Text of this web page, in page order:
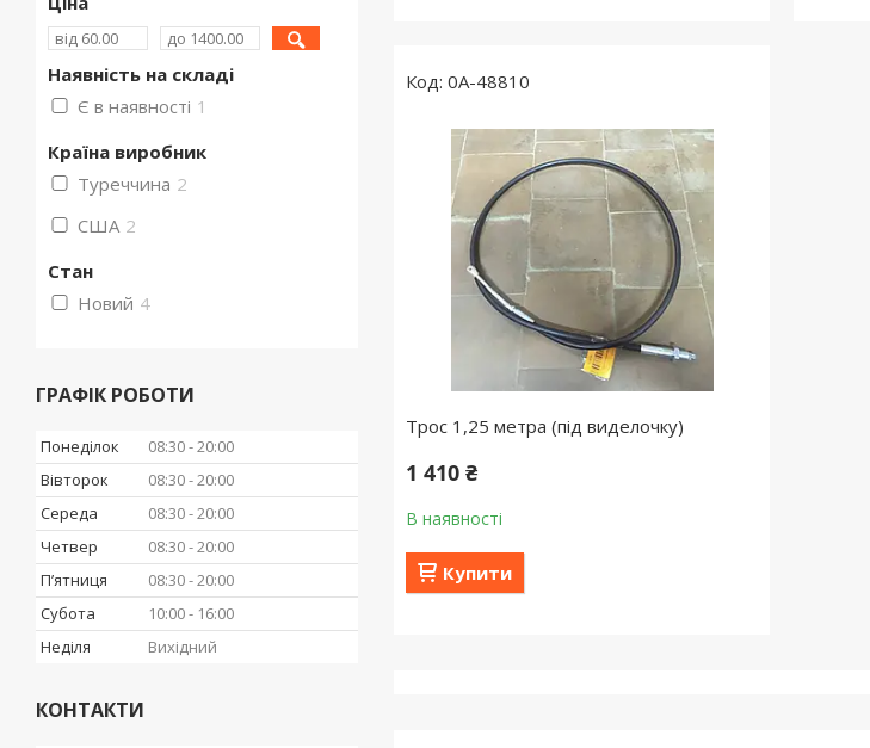
0А-48810
Трос 1,25 метра (під виделочку)
1 410 ₴
В наявності
Купити
Наявність на складі
Є в наявності 1
Країна виробник
Туреччина 2
США 2
Стан
Новий 4
ГРАФІК РОБОТИ
Понеділок 08:30 20:00
Вівторок
08:30 20:00
Середа
08:30 20:00
Четвер
08:30 20:00
Пʼятниця
08:30 20:00
Субота
10:00
16:00
Неділя
Вихідний
КОНТАКТИ